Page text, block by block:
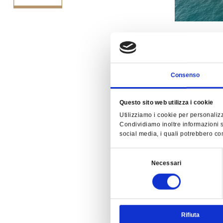
Consenso
Questo sito web utilizza i cookie
Utilizziamo i cookie per
Condividiamo inoltre informazioni
social media, i quali potrebbero
Necessari
Rifiuta
In questo
Sono
ampia
Menù
della
Wi-Fi